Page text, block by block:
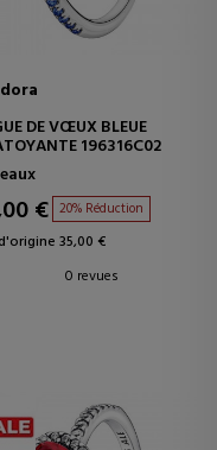
DE VŒUX BLEUE
196316C02
€ 20% Réduction
35,00 €
0 revues